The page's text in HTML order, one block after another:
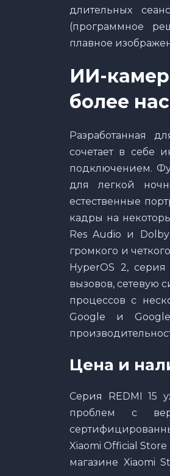
длительных
(программное
плавное
ИИ-
более
Разработанная
сочетает в себе
подключением.
для легкой
естественные
кадры на
Res Audio и
громкого и
HyperOS 2,
вызовов, сетевую
процессов с
Google и
Цена и
Серия REDMI 15
проблем с
Xiaomi Official
магазине Xiaomi